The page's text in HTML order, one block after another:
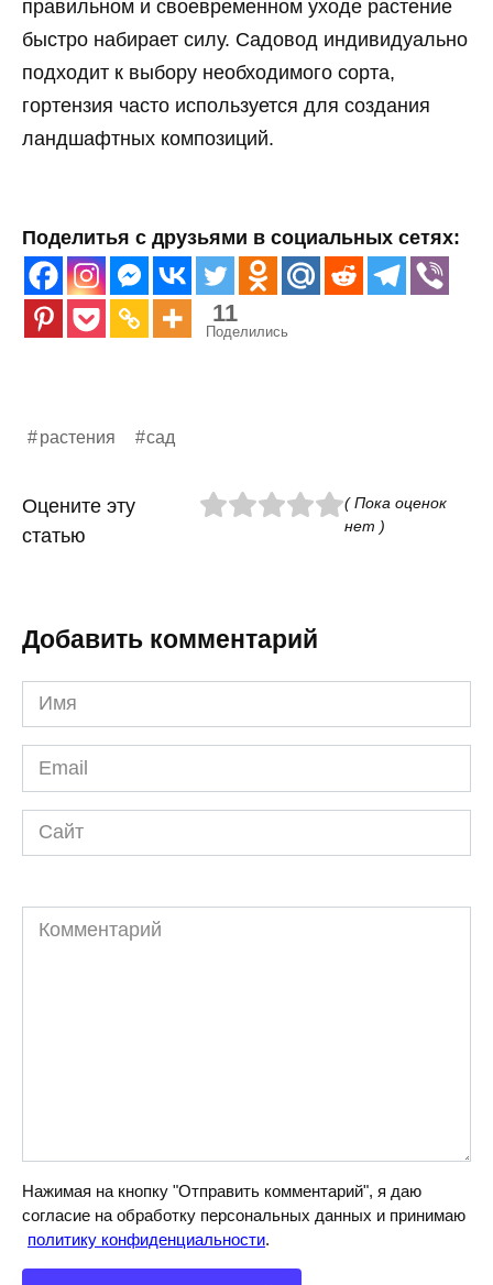
правильном и своевременном уходе растение
быстро набирает силу. Садовод индивидуально
подходит к выбору необходимого сорта,
гортензия часто используется для создания
ландшафтных композиций.
Поделитья с друзьями в социальных сетях:
11
Поделились
растения сад
Оцените эту
статью
( Пока оценок
нет )
Добавить комментарий
Имя
*
Email
*
Сайт
Комментарий
Нажимая на кнопку "Отправить комментарий", я даю
согласие на обработку персональных данных и принимаю
политику конфиденциальности.